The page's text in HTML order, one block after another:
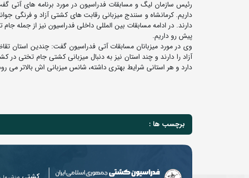
داریم. کرمانشاه و سنندج میزبانی رقابت های کشتی آزاد و فرنگی
دارند. در ادامه مسابقات بین المللی داخلی فدراسیون نیز از جمله
پیش رو داریم.
وی در مورد میزبانان مسابقات آتی فدراسیون گفت: چندین استان
آزاد را دارند و چند استان نیز به دنبال میزبانی کشتی جام تختی در
دارد و هر استانی شرایط بهتری داشته، شانس میزبانی اش بالاتر می
برچسب ها :